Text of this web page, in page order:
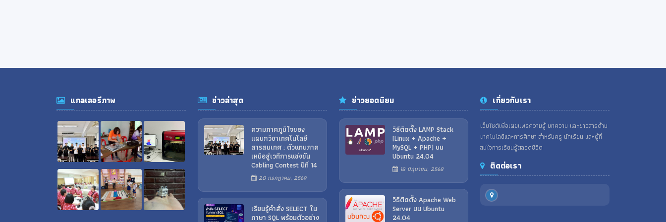
แกลเลอรีภาพ ข่าวล่าสุด
ความภาคภูมิใจของ
แผนกวิชาเทคโนโลยี
สารสนเทศ : ตัวแทนภาค
เหนือสู่เวทีการแข่งขัน
Cabling Contest ปีที่ 14
20 กรกฎาคม, 2569
เรียนรู้คำสั่ง SELECT ใน
ภาษา SQL พร้อมตัวอย่าง
ข่าวยอดนิยม
วิธีติดตั้ง LAMP Stack
(Linux + Apache +
MySQL + PHP) บน
Ubuntu 24.04
18 มิถุนายน, 2568
วิธีติดตั้ง Apache Web
Server บน Ubuntu
24.04
เกี่ยวกับเรา
เว็บไซต์เพื่อเผยแพร่ความรู้ บทความ และข่าวสารด้าน
เทคโนโลยีและการศึกษา สำหรับครู นักเรียน และผู้ที่
สนใจการเรียนรู้ตลอดชีวิต
ติดต่อเรา